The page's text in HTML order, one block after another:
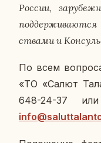
России,
ства­ми и
По всем
«ТО «Салют
648-24-37